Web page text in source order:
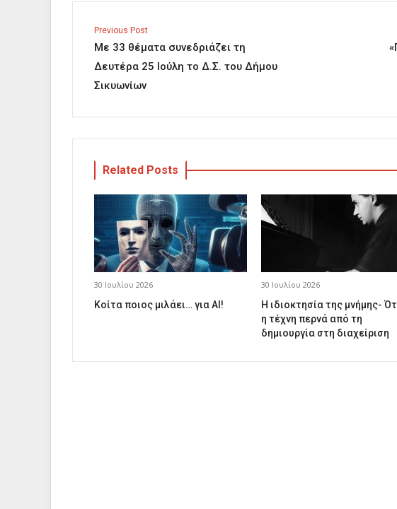
Previous Post
Με 33 θέματα συνεδριάζει τη
Δευτέρα 25 Ιούλη το Δ.Σ. του Δήμου
Σικυωνίων
Related Posts
30 Ιουλίου 2026
Κοίτα ποιος μιλάει… για AI!
30 Ιουλίου 2026
Η ιδιοκτησία της μνήμης-
η τέχνη περνά από τη
δημιουργία στη διαχείριση